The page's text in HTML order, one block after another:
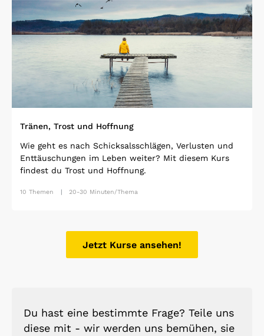
Tränen, Trost und Hoffnung
Wie geht es nach Schicksalsschlägen, Verlusten und
Enttäuschungen im Leben weiter? Mit diesem Kurs
findest du Trost und Hoffnung.
10 Themen 20-30 Minuten/Thema
Open Link
Jetzt Kurse ansehen!
Du hast eine bestimmte Frage? Teile uns
diese mit - wir werden uns bemühen, sie